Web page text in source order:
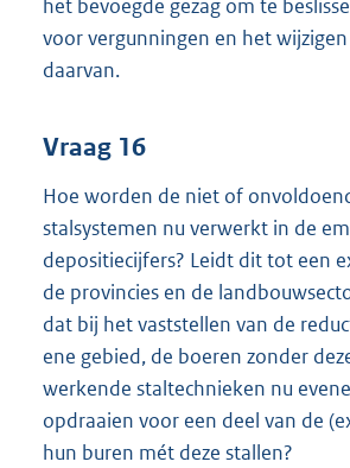
het bevoegde gezag om te
voor vergunningen en het
daarvan.
Vraag 16
Hoe worden de niet of
stalsystemen nu verwerkt in de
depositiecijfers? Leidt dit tot een
de provincies en de
dat bij het vaststellen van de
ene gebied, de boeren zonder
werkende staltechnieken nu
opdraaien voor een deel van de
hun buren mét deze stallen?